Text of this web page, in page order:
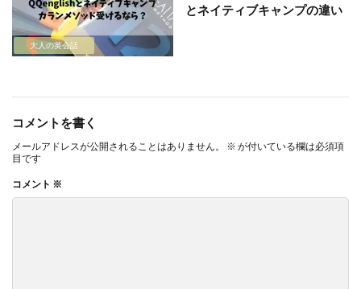
大人の英会話
とネイティブキャンプの違い
コメントを書く
メールアドレスが公開されることはありません。 ※ が付いている欄は必須項
目です
コメント ※